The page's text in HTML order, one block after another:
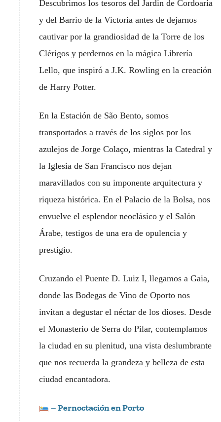
Descubrimos los tesoros del Jardín de Cordoaria
y del Barrio de la Victoria antes de dejarnos
cautivar por la grandiosidad de la Torre de los
Clérigos y perdernos en la mágica Librería
Lello, que inspiró a J.K. Rowling en la creación
de Harry Potter.
En la Estación de São Bento, somos
transportados a través de los siglos por los
azulejos de Jorge Colaço, mientras la Catedral y
la Iglesia de San Francisco nos dejan
maravillados con su imponente arquitectura y
riqueza histórica. En el Palacio de la Bolsa, nos
envuelve el esplendor neoclásico y el Salón
Árabe, testigos de una era de opulencia y
prestigio.
Cruzando el Puente D. Luiz I, llegamos a Gaia,
donde las Bodegas de Vino de Oporto nos
invitan a degustar el néctar de los dioses. Desde
el Monasterio de Serra do Pilar, contemplamos
la ciudad en su plenitud, una vista deslumbrante
que nos recuerda la grandeza y belleza de esta
ciudad encantadora.
– Pernoctación en Porto